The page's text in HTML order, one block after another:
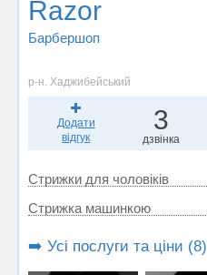
Razor
Барбершоп
р-н. Хаджибейський
Додати
відгук
3
дзвінка
Стрижки для чоловіків
Стрижка машинкою
➡️ Усі послуги та ціни (8)